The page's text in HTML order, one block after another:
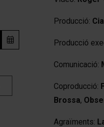
Producció:
Producció
Comunicació:
Coproducció:
Brossa,
Agraïments: